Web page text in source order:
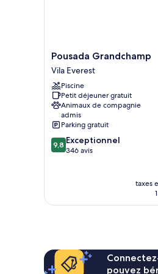
Pousada
Grandchamp
Vila
Everest
Pousada Grandchamp
Vila Everest
Piscine
Petit déjeuner gratuit
Animaux de compagnie
admis
Parking gratuit
9.8
sur
9,8 Exceptionnel
346 avis
taxes
pouvez